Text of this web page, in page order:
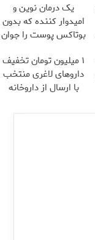
یک درمان نوین و
امیدوار کننده که بدون
بوتاکس پوست را جوان
۱ میلیون تومان تخفیف
داروهای لاغری منتخب
با ارسال از داروخانه